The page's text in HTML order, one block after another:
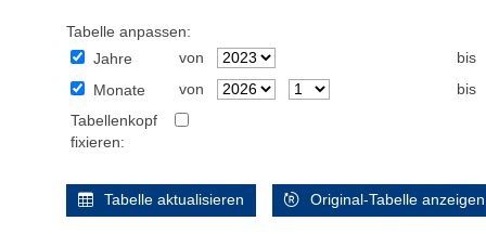
Tabelle anpassen:
Jahre
von
bis
Monate
von
bis
Tabellenkopf
fixieren:
Tabelle aktualisieren Original-Tabelle anzeigen